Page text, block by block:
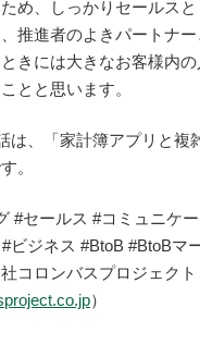
め、しっかりセールス
推進者のよきパートナ
きには大きなお客様内の
とと思います。
は、「家計簿アプリと複
。
#セールス #コミュニケ
ビジネス #BtoB #BtoBマ
社コロンバスプロジェク
⁠⁠）